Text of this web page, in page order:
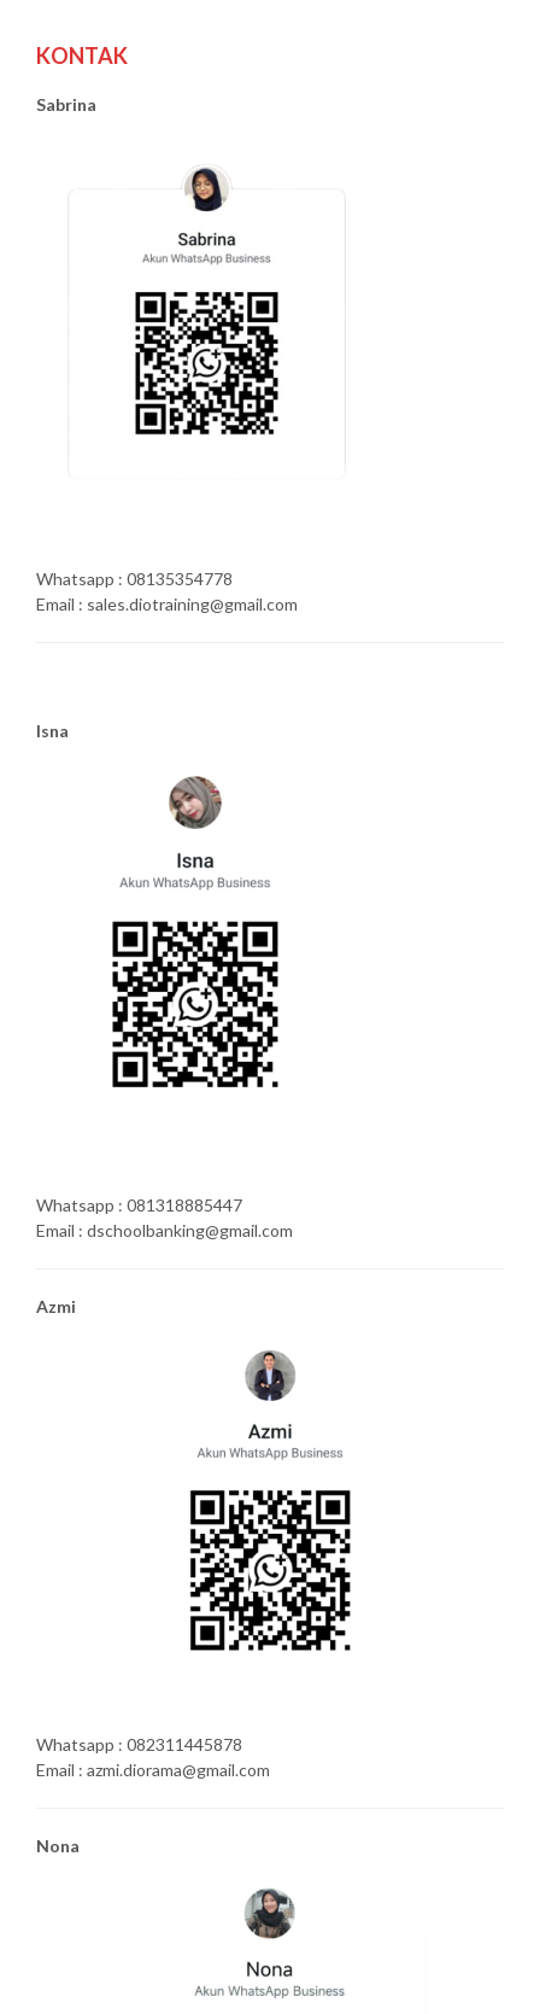
KONTAK
Sabrina
Whatsapp : 08135354778
Email : sales.diotraining@gmail.com
Isna
Whatsapp : 081318885447
Email : dschoolbanking@gmail.com
Azmi
Whatsapp : 082311445878
Email : azmi.diorama@gmail.com
Nona